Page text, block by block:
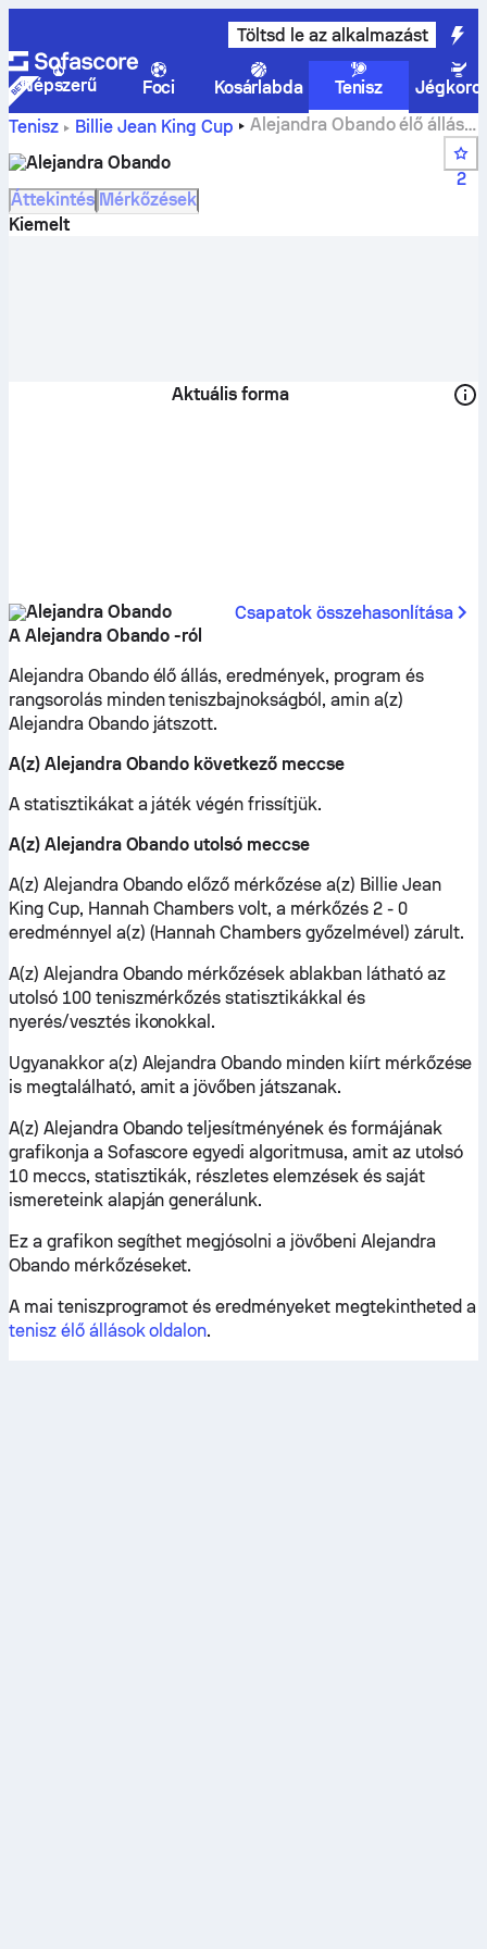
Töltsd le az alkalmazást
Népszerű Foci Kosárlabda Tenisz
Tenisz
Billie Jean King Cup
Alejandra Obando élő állás,
Alejandra Obando
2
Áttekintés Mérkőzések
Kiemelt
Aktuális forma
Alejandra Obando
Csapatok összehasonlítása
A Alejandra Obando -ról
Alejandra Obando élő állás, eredmények, program és
rangsorolás minden teniszbajnokságból, amin a(z)
Alejandra Obando játszott.
A(z) Alejandra Obando következő meccse
A statisztikákat a játék végén frissítjük.
A(z) Alejandra Obando utolsó meccse
A(z) Alejandra Obando előző mérkőzése a(z) Billie Jean
King Cup, Hannah Chambers volt, a mérkőzés 2 - 0
eredménnyel a(z) (Hannah Chambers győzelmével) zárult.
A(z) Alejandra Obando mérkőzések ablakban látható az
utolsó 100 teniszmérkőzés statisztikákkal és
nyerés/vesztés ikonokkal.
Ugyanakkor a(z) Alejandra Obando minden kiírt mérkőzése
is megtalálható, amit a jövőben játszanak.
A(z) Alejandra Obando teljesítményének és formájának
grafikonja a Sofascore egyedi algoritmusa, amit az utolsó
10 meccs, statisztikák, részletes elemzések és saját
ismereteink alapján generálunk.
Ez a grafikon segíthet megjósolni a jövőbeni Alejandra
Obando mérkőzéseket.
A mai teniszprogramot és eredményeket megtekintheted a
tenisz élő állások oldalon.